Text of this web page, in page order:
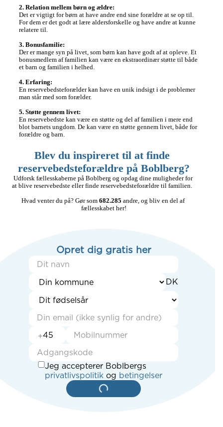
2. Relation mellem børn og ældre:
Det er vigtigt for børn at have andre end sine forældre at se op til.
For dem er det godt at lære aldersforskelle og have andre at kunne
relatere til.
3. Bonusfamilie:
Der er mange syn på livet, som børn kan have godt af at opleve. Et
bonusmedlem af familien kan være en ekstraordinær støtte til både
et barn og familien i helhed.
4. Erfaring:
En reservebedsteforælder kan have en unik indsigt i de problemer
man står med som forælder.
5. Støtte gennem livet:
En reservebedste kan være en støtte og del af familien i mere end
blot barnets ungdom. De kan være en støtte gennem livet, både for
forældre og barn.
Blev du inspireret til at finde
reservebedsteforældre på Boblberg?
Udforsk fællesskaberne på Boblberg og opdag dine muligheder for
at blive reservebedste eller finde reservebedsteforældre til familien.
Hvad venter du på? Gør som 682.285 andre, og bliv en del af
fællesskabet her!
Opret dig gratis her
+
Jeg accepterer Boblbergs
privatlivspolitik og betingelser